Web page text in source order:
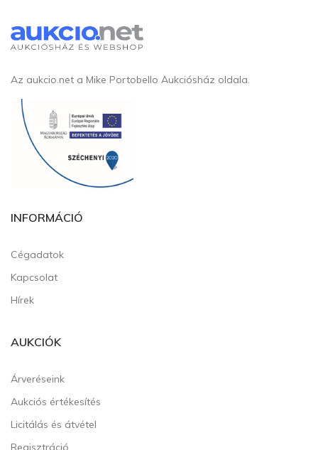
Az aukcio.net a Mike Portobello Aukciósház oldala.
INFORMÁCIÓ
Cégadatok
Kapcsolat
Hírek
AUKCIÓK
Árveréseink
Aukciós értékesítés
Licitálás és átvétel
Regisztráció